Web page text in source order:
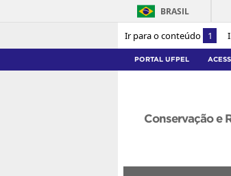
Ir para o conteúdo 1
BRASIL
PORTAL UFPEL
Conservação e